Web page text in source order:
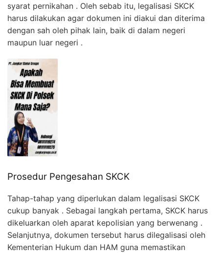
syarat pernikahan . Oleh sebab itu, legalisasi SKCK
harus dilakukan agar dokumen ini diakui dan diterima
dengan sah oleh pihak lain, baik di dalam negeri
maupun luar negeri .
Prosedur Pengesahan SKCK
Tahap-tahap yang diperlukan dalam legalisasi SKCK
cukup banyak . Sebagai langkah pertama, SKCK harus
dikeluarkan oleh aparat kepolisian yang berwenang .
Selanjutnya, dokumen tersebut harus dilegalisasi oleh
Kementerian Hukum dan HAM guna memastikan